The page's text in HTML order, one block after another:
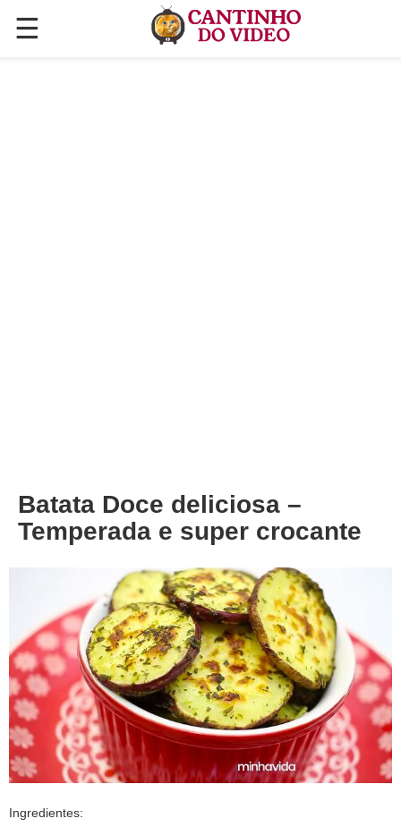
☰
✕
Batata Doce deliciosa –
Temperada e super crocante
Ingredientes: